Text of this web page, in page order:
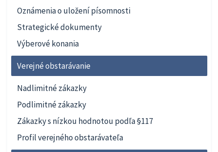
Oznámenia o uložení písomnosti
Strategické dokumenty
Výberové konania
Verejné obstarávanie
Nadlimitné zákazky
Podlimitné zákazky
Zákazky s nízkou hodnotou podľa §117
Profil verejného obstarávateľa